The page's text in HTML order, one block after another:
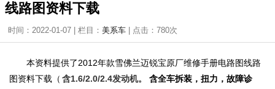
线路图资料下载
时间：2022-01-07 | 栏目： 美系车 | 点击： 780次
本资料提供了2012年款雪佛兰迈锐宝原厂维修手册电路图线路
图资料下载（ 含1.6/2.0/2.4发动机。
含全车拆装，扭力，故障诊